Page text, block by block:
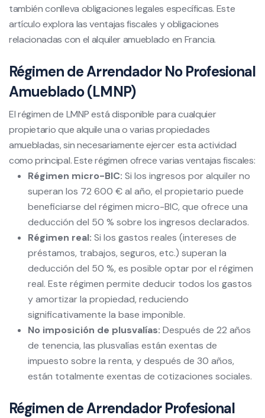
también conlleva obligaciones legales específicas. Este
artículo explora las ventajas fiscales y obligaciones
relacionadas con el alquiler amueblado en Francia.
Régimen de Arrendador No Profesional
Amueblado (LMNP)
El régimen de LMNP está disponible para cualquier
propietario que alquile una o varias propiedades
amuebladas, sin necesariamente ejercer esta actividad
como principal. Este régimen ofrece varias ventajas fiscales:
Régimen micro-BIC: Si los ingresos por alquiler no
superan los 72 600 € al año, el propietario puede
beneficiarse del régimen micro-BIC, que ofrece una
deducción del 50 % sobre los ingresos declarados.
Régimen real: Si los gastos reales (intereses de
préstamos, trabajos, seguros, etc.) superan la
deducción del 50 %, es posible optar por el régimen
real. Este régimen permite deducir todos los gastos
y amortizar la propiedad, reduciendo
significativamente la base imponible.
No imposición de plusvalías: Después de 22 años
de tenencia, las plusvalías están exentas de
impuesto sobre la renta, y después de 30 años,
están totalmente exentas de cotizaciones sociales.
Régimen de Arrendador Profesional